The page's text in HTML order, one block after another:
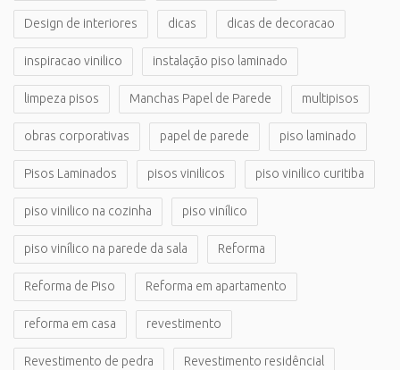
Design de interiores dicas dicas de decoracao
inspiracao vinilico instalação piso laminado
limpeza pisos Manchas Papel de Parede multipisos
obras corporativas papel de parede piso laminado
Pisos Laminados pisos vinilicos piso vinilico curitiba
piso vinilico na cozinha piso vinílico
piso vinílico na parede da sala Reforma
Reforma de Piso Reforma em apartamento
reforma em casa revestimento
Revestimento de pedra Revestimento residêncial